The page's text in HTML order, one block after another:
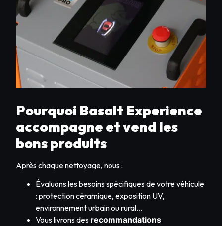
Pourquoi Basalt Experience
accompagne et vend les
bons produits
Après chaque nettoyage, nous :
Évaluons les besoins spécifiques de votre véhicule
: protection céramique, exposition UV,
environnement urbain ou rural…
Vous livrons des recommandations